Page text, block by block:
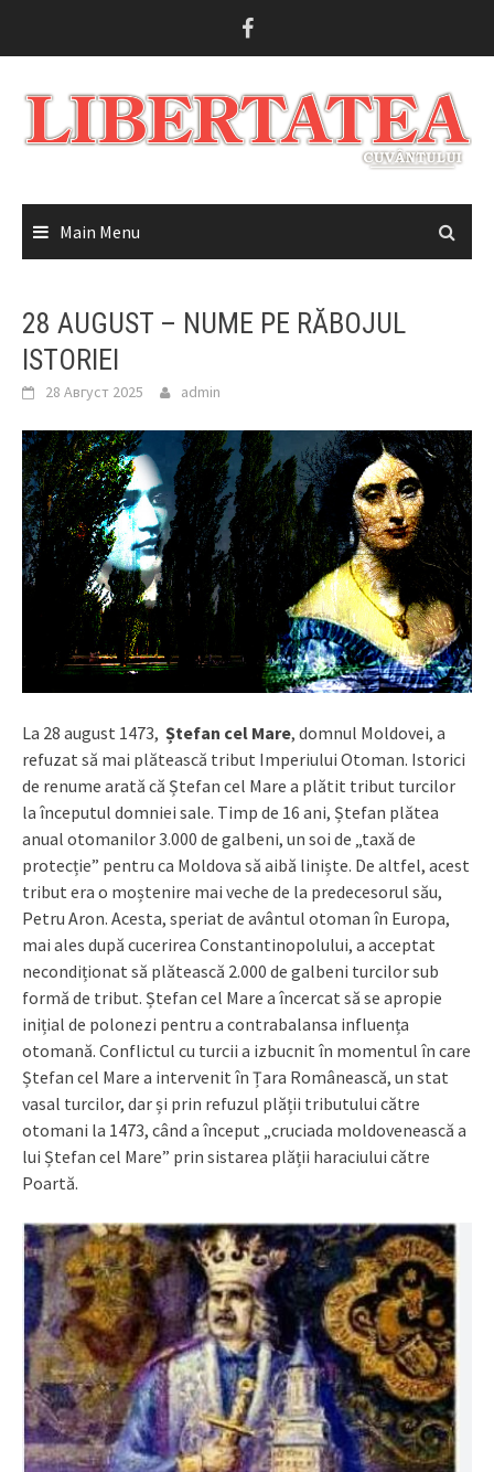
Main Menu
28 AUGUST – NUME PE RĂBOJUL
ISTORIEI
28 Август 2025 admin
La 28 august 1473, Ștefan cel Mare, domnul Moldovei, a
refuzat să mai plătească tribut Imperiului Otoman. Istorici
de renume arată că Ștefan cel Mare a plătit tribut turcilor
la începutul domniei sale. Timp de 16 ani, Ștefan plătea
anual otomanilor 3.000 de galbeni, un soi de „taxă de
protecție” pentru ca Moldova să aibă liniște. De altfel, acest
tribut era o moștenire mai veche de la predecesorul său,
Petru Aron. Acesta, speriat de avântul otoman în Europa,
mai ales după cucerirea Constantinopolului, a acceptat
necondiționat să plătească 2.000 de galbeni turcilor sub
formă de tribut. Ștefan cel Mare a încercat să se apropie
inițial de polonezi pentru a contrabalansa influența
otomană. Conflictul cu turcii a izbucnit în momentul în care
Ștefan cel Mare a intervenit în Țara Românească, un stat
vasal turcilor, dar și prin refuzul plății tributului către
otomani la 1473, când a început „cruciada moldovenească a
lui Ștefan cel Mare” prin sistarea plății haraciului către
Poartă.